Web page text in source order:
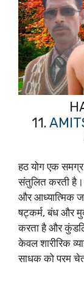
11.
हठ योग एक समग्र
संतुलित करती है।
और आध्यात्मिक
षट्कर्म, बंध और
करता है और
केवल शारीरिक
साधक को परम